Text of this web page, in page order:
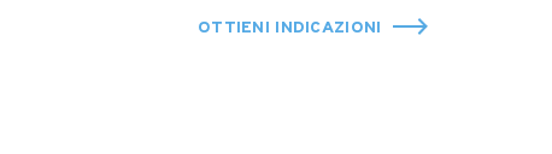
OTTIENI INDICAZIONI